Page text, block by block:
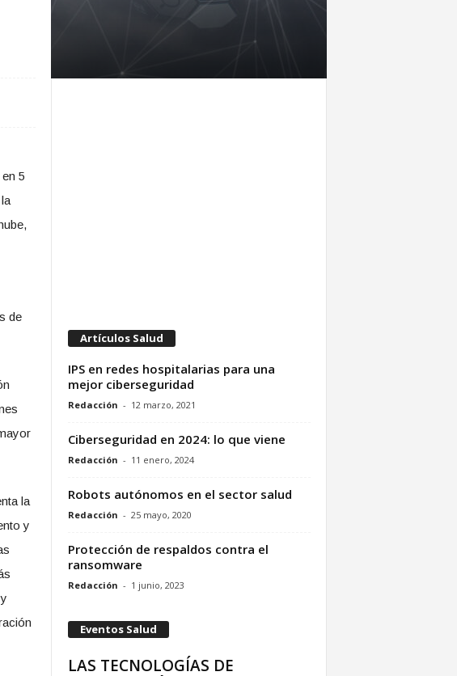
5
de
la
y
Artículos Salud
IPS en redes hospitalarias para una
mejor ciberseguridad
Redacción - 12 marzo, 2021
Ciberseguridad en 2024: lo que viene
Redacción - 11 enero, 2024
Robots autónomos en el sector salud
Redacción - 25 mayo, 2020
Protección de respaldos contra el
ransomware
Redacción - 1 junio, 2023
Eventos Salud
LAS TECNOLOGÍAS DE